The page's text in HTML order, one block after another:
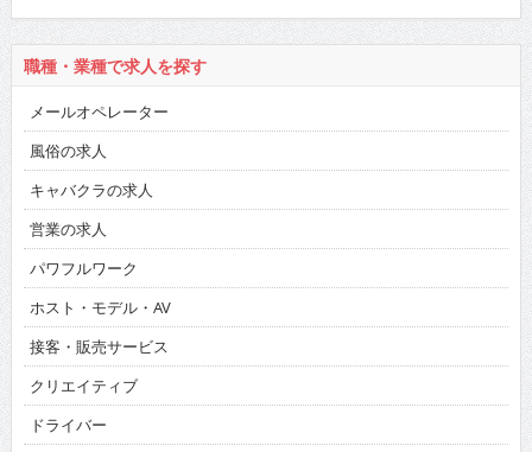
職種・業種で求人を探す
メールオペレーター
風俗の求人
キャバクラの求人
営業の求人
パワフルワーク
ホスト・モデル・AV
接客・販売サービス
クリエイティブ
ドライバー